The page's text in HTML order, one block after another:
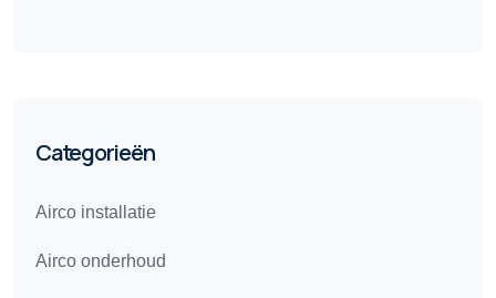
Categorieën
Airco installatie
Airco onderhoud